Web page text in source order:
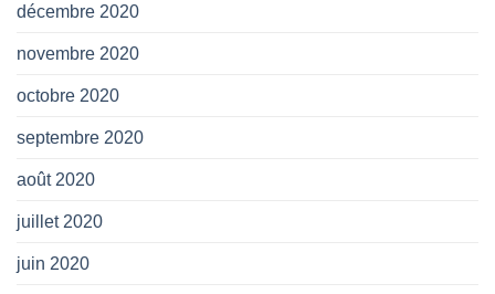
décembre 2020
novembre 2020
octobre 2020
septembre 2020
août 2020
juillet 2020
juin 2020